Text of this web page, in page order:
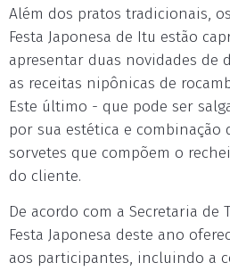
Além dos pratos tradicionais,
Festa Japonesa de Itu estão
apresentar duas novidades de
as receitas nipônicas de
Este último - que pode ser
por sua estética e combinação
sorvetes que compõem o
do cliente.
De acordo com a Secretaria de
Festa Japonesa deste ano
aos participantes, incluindo a